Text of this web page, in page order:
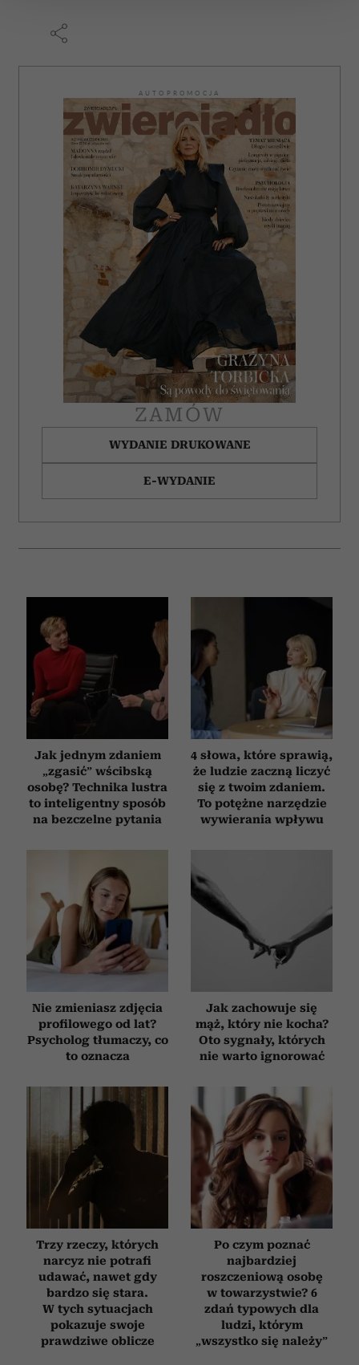
Wykorzystujemy pliki cookie do spersonalizowania treści
korzystasz z naszej witryny, udostępniamy partnerom
społecznościowym, reklamowym i analitycznym.
Partnerzy mogą połączyć te informacje z innymi danymi
otrzymanymi od Ciebie lub uzyskanymi podczas
korzystania z ich usług.
AUTOPROMOCJA
ZAMÓW
WYDANIE DRUKOWANE
E-WYDANIE
Jak jednym zdaniem
„zgasić” wścibską
osobę? Technika lustra
to inteligentny sposób
na bezczelne pytania
4 słowa, które sprawią,
że ludzie zaczną liczyć
się z twoim zdaniem.
To potężne narzędzie
wywierania wpływu
Nie zmieniasz zdjęcia
profilowego od lat?
Psycholog tłumaczy, co
to oznacza
Jak zachowuje się
mąż, który nie kocha?
Oto sygnały, których
nie warto ignorować
Trzy rzeczy, których
narcyz nie potrafi
udawać, nawet gdy
bardzo się stara.
W tych sytuacjach
pokazuje swoje
prawdziwe oblicze
Po czym poznać
najbardziej
roszczeniową osobę
w towarzystwie? 6
zdań typowych dla
ludzi, którym
„wszystko się należy”